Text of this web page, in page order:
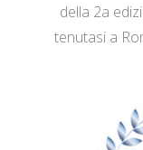
della 2a
tenutasi a